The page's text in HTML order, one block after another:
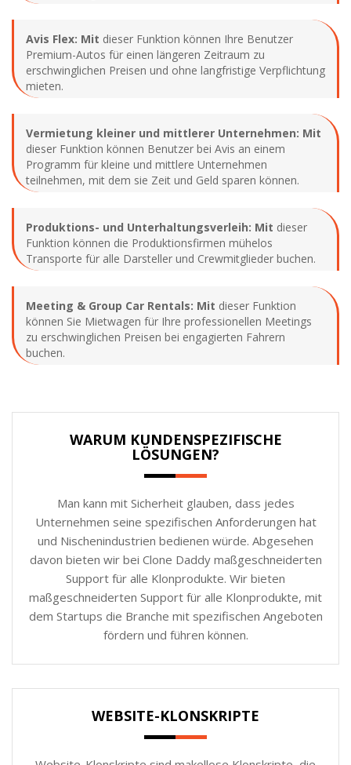
Avis Flex: Mit dieser Funktion können Ihre Benutzer
Premium-Autos für einen längeren Zeitraum zu
erschwinglichen Preisen und ohne langfristige Verpflichtung
mieten.
Vermietung kleiner und mittlerer Unternehmen: Mit
dieser Funktion können Benutzer bei Avis an einem
Programm für kleine und mittlere Unternehmen
teilnehmen, mit dem sie Zeit und Geld sparen können.
Produktions- und Unterhaltungsverleih: Mit dieser
Funktion können die Produktionsfirmen mühelos
Transporte für alle Darsteller und Crewmitglieder buchen.
Meeting & Group Car Rentals: Mit dieser Funktion
können Sie Mietwagen für Ihre professionellen Meetings
zu erschwinglichen Preisen bei engagierten Fahrern
buchen.
WARUM KUNDENSPEZIFISCHE
LÖSUNGEN?
Man kann mit Sicherheit glauben, dass jedes
Unternehmen seine spezifischen Anforderungen hat
und Nischenindustrien bedienen würde. Abgesehen
davon bieten wir bei Clone Daddy maßgeschneiderten
Support für alle Klonprodukte. Wir bieten
maßgeschneiderten Support für alle Klonprodukte, mit
dem Startups die Branche mit spezifischen Angeboten
fördern und führen können.
WEBSITE-KLONSKRIPTE